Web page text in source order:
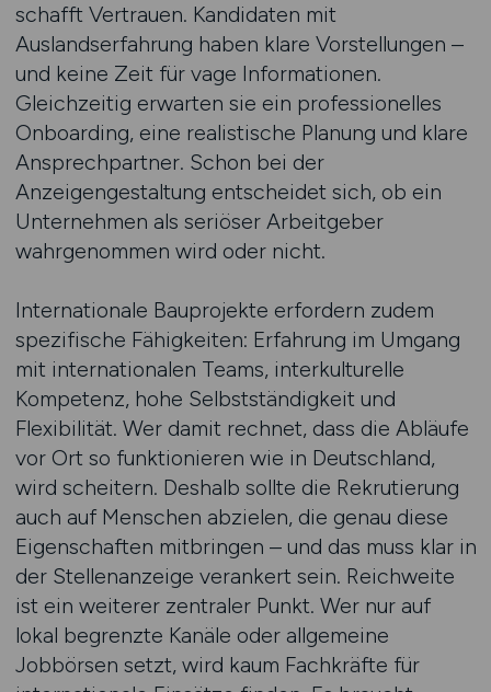
schafft Vertrauen. Kandidaten mit
Auslandserfahrung haben klare Vorstellungen –
und keine Zeit für vage Informationen.
Gleichzeitig erwarten sie ein professionelles
Onboarding, eine realistische Planung und klare
Ansprechpartner. Schon bei der
Anzeigengestaltung entscheidet sich, ob ein
Unternehmen als seriöser Arbeitgeber
wahrgenommen wird oder nicht.
Internationale Bauprojekte erfordern zudem
spezifische Fähigkeiten: Erfahrung im Umgang
mit internationalen Teams, interkulturelle
Kompetenz, hohe Selbstständigkeit und
Flexibilität. Wer damit rechnet, dass die Abläufe
vor Ort so funktionieren wie in Deutschland,
wird scheitern. Deshalb sollte die Rekrutierung
auch auf Menschen abzielen, die genau diese
Eigenschaften mitbringen – und das muss klar in
der Stellenanzeige verankert sein. Reichweite
ist ein weiterer zentraler Punkt. Wer nur auf
lokal begrenzte Kanäle oder allgemeine
Jobbörsen setzt, wird kaum Fachkräfte für